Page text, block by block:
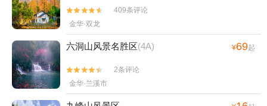
源漂流+金华美地南山漂流+金华龙潭大峡谷+兰
溪名果山庄+牛头山国家森林公园+寺平古村落景
区+大红岩景区+东阳中国木雕城+金华安地仙源
谷漂流+武义欢乐山寨农庄+武义花溪十八湾+义
乌马溪+义乌国际商贸城+清明上河图+永康森林
公园+寿仙谷漂流+龙山景区+永康云溪村+九峰
山风景区+横店梦幻谷水世界+九峰温泉+牛头山


409条评论
金华·双龙
六洞山风景名胜区(4A) ¥69起


2条评论
金华·兰溪市